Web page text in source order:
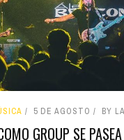
5 DE AGOSTO BY
GROUP SE